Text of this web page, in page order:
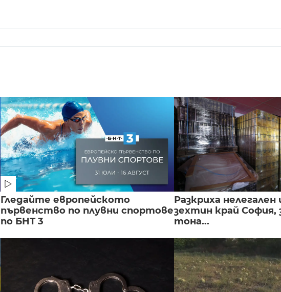
Гледайте европейското
първенство по плувни спортове
по БНТ 3
Разкриха нелегален
зехтин край София,
тона...